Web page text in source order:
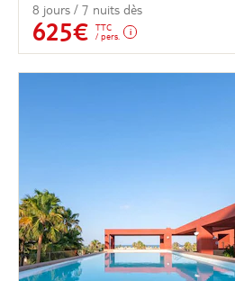
8 jours / 7 nuits dès
625€
TTC
/ pers.